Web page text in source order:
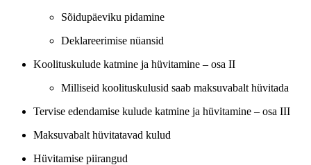
Sõidupäeviku pidamine
Deklareerimise nüansid
Koolituskulude katmine ja hüvitamine – osa II
Milliseid koolituskulusid saab maksuvabalt hüvitada
Tervise edendamise kulude katmine ja hüvitamine – osa III
Maksuvabalt hüvitatavad kulud
Hüvitamise piirangud